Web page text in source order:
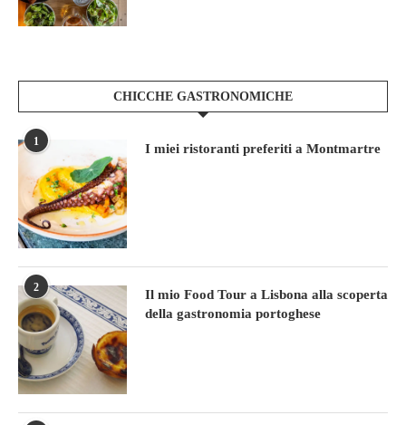
CHICCHE GASTRONOMICHE
1
I miei ristoranti preferiti a Montmartre
2
Il mio Food Tour a Lisbona alla scoperta
della gastronomia portoghese